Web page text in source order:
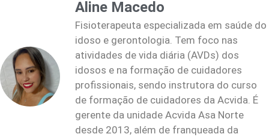
Aline Macedo
Fisioterapeuta especializada em saúde do
idoso e gerontologia. Tem foco nas
atividades de vida diária (AVDs) dos
idosos e na formação de cuidadores
profissionais, sendo instrutora do curso
de formação de cuidadores da Acvida. É
gerente da unidade Acvida Asa Norte
desde 2013, além de franqueada da